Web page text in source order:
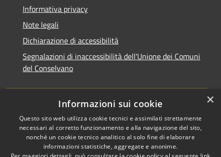
Informativa privacy
Note legali
Dichiarazione di accessibilità
Segnalazioni di inaccessibilità dell'Unione dei Comuni
del Conselvano
Copyright © 2026 • Unione dei
×
Informazioni sui cookie
Questo sito web utilizza cookie tecnici e assimilati strettamente
necessari al corretto funzionamento e alla navigazione del sito,
nonché un cookie tecnico analitico al solo fine di elaborare
informazioni statistiche, aggregate e anonime.